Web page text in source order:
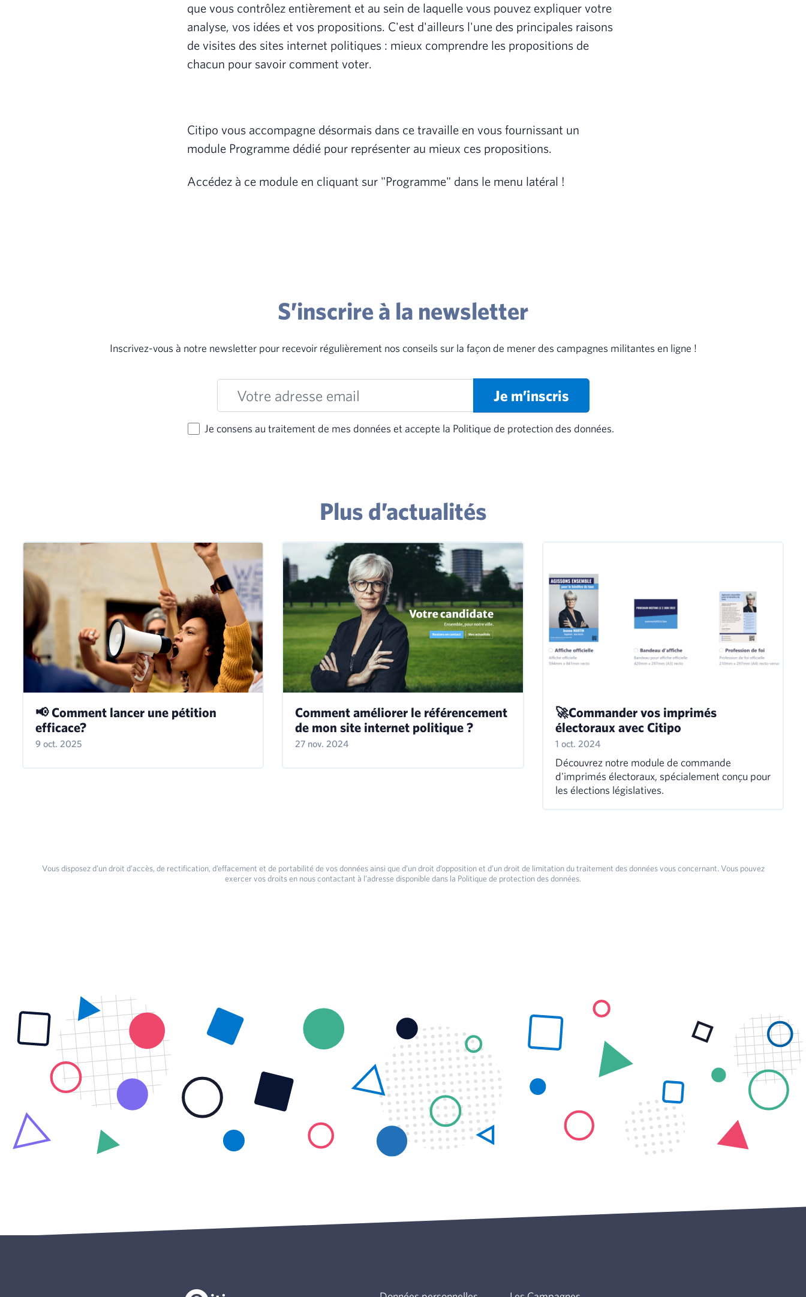
que vous contrôlez entièrement et au sein de laquelle vous pouvez expliquer votre
analyse, vos idées et vos propositions. C'est d'ailleurs l'une des principales raisons
de visites des sites internet politiques : mieux comprendre les propositions de
chacun pour savoir comment voter.
Citipo vous accompagne désormais dans ce travaille en vous fournissant un
module Programme dédié pour représenter au mieux ces propositions.
Accédez à ce module en cliquant sur "Programme" dans le menu latéral !
S’inscrire à la newsletter
Inscrivez-vous à notre newsletter pour recevoir régulièrement nos conseils sur la façon de mener des campagnes militantes en ligne !
Je m’inscris
Je consens au traitement de mes données et accepte la Politique de protection des données.
Plus d’actualités
📢 Comment lancer une pétition
efficace?
9 oct. 2025
Comment améliorer le référencement
de mon site internet politique ?
27 nov. 2024
🚀Commander vos imprimés
électoraux avec Citipo
1 oct. 2024
Découvrez notre module de commande
d'imprimés électoraux, spécialement conçu pour
les élections législatives.
Vous disposez d’un droit d’accès, de rectification, d’effacement et de portabilité de vos données ainsi que d’un droit d’opposition et d’un droit de limitation du traitement des données vous concernant. Vous pouvez
exercer vos droits en nous contactant à l’adresse disponible dans la Politique de protection des données.